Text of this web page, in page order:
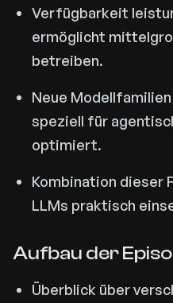
Verfügbarkeit
ermöglicht
betreiben.
Neue Modellfamilien
speziell für
optimiert.
Kombination dieser
LLMs praktisch
Aufbau der
Überblick über